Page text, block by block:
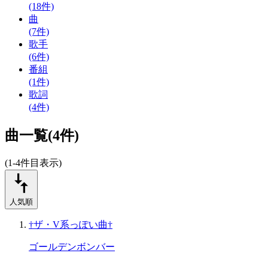
(18件)
曲
(7件)
歌手
(6件)
番組
(1件)
歌詞
(4件)
曲一覧(4件)
(1-4件目表示)
人気順
†ザ・V系っぽい曲†
ゴールデンボンバー